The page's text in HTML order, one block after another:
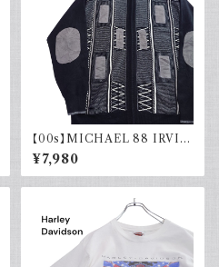
【00s】MICHAEL 88 IRVIN
デザインニット ジップアップ エ
ルボーパッチ 古着 レトロ モード
アクリル
¥7,980